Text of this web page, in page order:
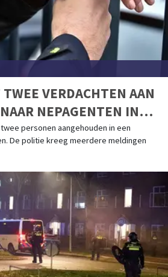
VERDACHTEN AAN
NEPAGENTEN IN
personen aangehouden in een
De politie kreeg meerdere meldingen